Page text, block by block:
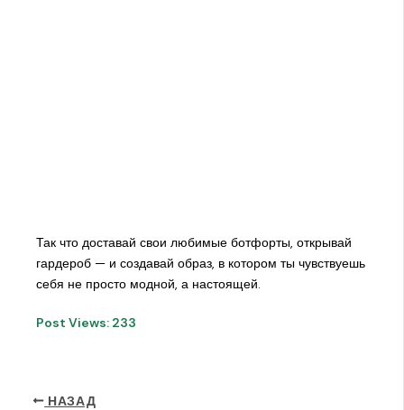
Так что доставай свои любимые ботфорты, открывай
гардероб — и создавай образ, в котором ты чувствуешь
себя не просто модной, а настоящей.
Post Views: 233
НАЗАД